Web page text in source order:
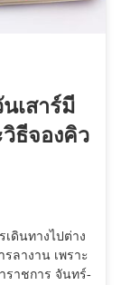
เสาร์มี
ธีจองคิว
ดินทางไปต่าง
ลางาน เพราะ
ราชการ จันทร์-